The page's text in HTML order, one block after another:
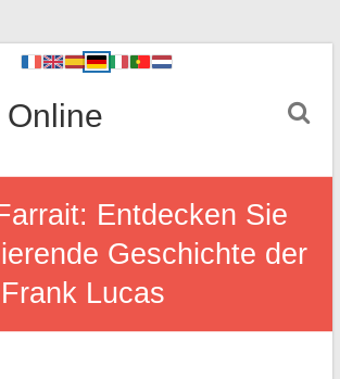
Entdecken Sie
Geschichte der
Lucas